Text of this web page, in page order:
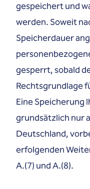
gespeichert und
werden. Soweit
Speicherdauer
gesperrt, sobald
Rechtsgrundlage
Eine Speicherung
grundsätzlich nur
Deutschland,
erfolgenden
A.(7) und A.(8).